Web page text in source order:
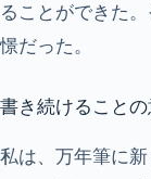
ることができた
憬だった。
書き続けること
私は、万年筆に